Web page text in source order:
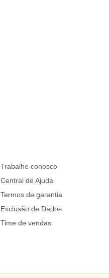
Trabalhe conosco
Central de Ajuda
Termos de garantia
Exclusão de Dados
Time de vendas